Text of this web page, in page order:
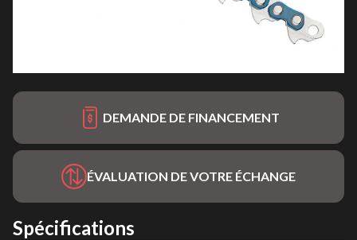
DEMANDE DE FINANCEMENT
ÉVALUATION DE VOTRE ÉCHANGE
Spécifications